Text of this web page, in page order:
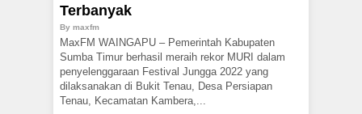
Terbanyak
By maxfm
MaxFM WAINGAPU – Pemerintah Kabupaten
Sumba Timur berhasil meraih rekor MURI dalam
penyelenggaraan Festival Jungga 2022 yang
dilaksanakan di Bukit Tenau, Desa Persiapan
Tenau, Kecamatan Kambera,...